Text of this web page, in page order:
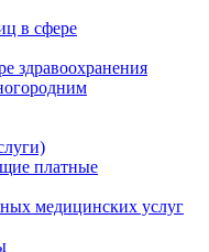
в сфере
здравоохранения
платные
медицинских услуг